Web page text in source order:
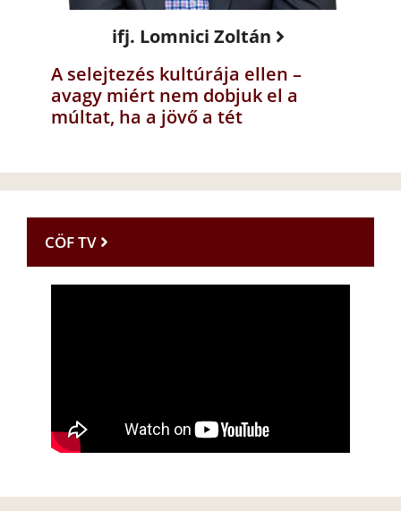
ifj. Lomnici Zoltán
A selejtezés kultúrája ellen –
avagy miért nem dobjuk el a
múltat, ha a jövő a tét
CÖF TV